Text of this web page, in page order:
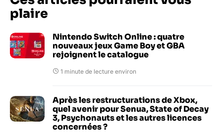
plaire
Nintendo Switch Online : quatre
nouveaux jeux Game Boy et GBA
rejoignent le catalogue
1 minute de lecture environ
Après les restructurations de Xbox,
quel avenir pour Senua, State of Decay
3, Psychonauts et les autres licences
concernées ?